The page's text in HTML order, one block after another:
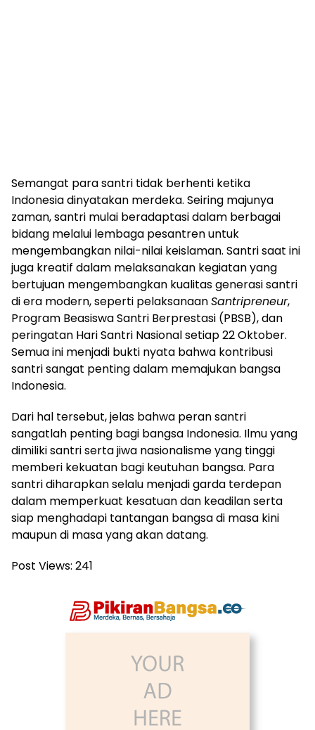
Semangat para santri tidak berhenti ketika
Indonesia dinyatakan merdeka. Seiring majunya
zaman, santri mulai beradaptasi dalam berbagai
bidang melalui lembaga pesantren untuk
mengembangkan nilai-nilai keislaman. Santri saat ini
juga kreatif dalam melaksanakan kegiatan yang
bertujuan mengembangkan kualitas generasi santri
di era modern, seperti pelaksanaanSantripreneur,
Program Beasiswa Santri Berprestasi (PBSB), dan
peringatan Hari Santri Nasional setiap 22 Oktober.
Semua ini menjadi bukti nyata bahwa kontribusi
santri sangat penting dalam memajukan bangsa
Indonesia.
Dari hal tersebut, jelas bahwa peran santri
sangatlah penting bagi bangsa Indonesia. Ilmu yang
dimiliki santri serta jiwa nasionalisme yang tinggi
memberi kekuatan bagi keutuhan bangsa. Para
santri diharapkan selalu menjadi garda terdepan
dalam memperkuat kesatuan dan keadilan serta
siap menghadapi tantangan bangsa di masa kini
maupun di masa yang akan datang.
Post Views: 241